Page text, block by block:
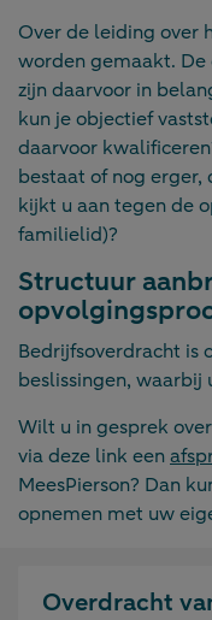
Over de leiding over
worden gemaakt.
zijn daarvoor in
kun je objectief
daarvoor
bestaat of nog
kijkt u aan tegen de
familielid)?
Structuur
Bedrijfsoverdracht is
beslissingen, waarbij
Wilt u in gesprek
via deze link een
MeesPierson? Dan
opnemen met uw
Overdracht